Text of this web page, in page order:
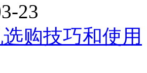
23
购技巧和使用